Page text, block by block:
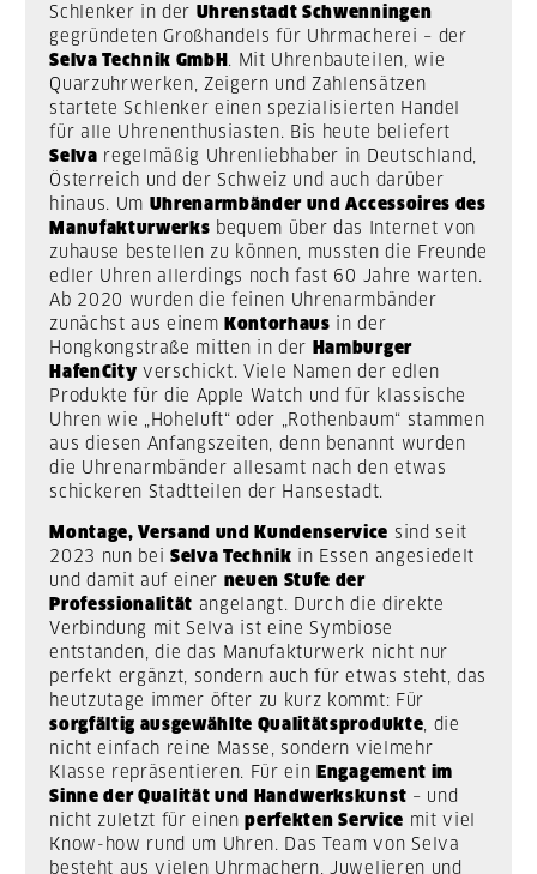
Schlenker in der Uhrenstadt Schwenningen
gegründeten Großhandels für Uhrmacherei – der
Selva Technik GmbH . Mit Uhrenbauteilen, wie
Quarzuhrwerken, Zeigern und Zahlensätzen
startete Schlenker einen spezialisierten Handel
für alle Uhrenenthusiasten. Bis heute beliefert
Selva regelmäßig Uhrenliebhaber in Deutschland,
Österreich und der Schweiz und auch darüber
hinaus. Um Uhrenarmbänder und Accessoires des
Manufakturwerks bequem über das Internet von
zuhause bestellen zu können, mussten die Freunde
edler Uhren allerdings noch fast 60 Jahre warten.
Ab 2020 wurden die feinen Uhrenarmbänder
zunächst aus einem Kontorhaus in der
Hongkongstraße mitten in der
Hamburger
HafenCity verschickt. Viele Namen der edlen
Produkte für die Apple Watch und für klassische
Uhren wie „Hoheluft“ oder „Rothenbaum“ stammen
aus diesen Anfangszeiten, denn benannt wurden
die Uhrenarmbänder allesamt nach den etwas
schickeren Stadtteilen der Hansestadt.
Montage, Versand und Kundenservice sind seit
2023 nun bei Selva Technik in Essen angesiedelt
und damit auf einer neuen Stufe der
Professionalität angelangt. Durch die direkte
Verbindung mit Selva ist eine Symbiose
entstanden, die das Manufakturwerk nicht nur
perfekt ergänzt, sondern auch für etwas steht, das
heutzutage immer öfter zu kurz kommt: Für
sorgfältig ausgewählte Qualitätsprodukte , die
nicht einfach reine Masse, sondern vielmehr
Klasse repräsentieren. Für einEngagement im
Sinne der Qualität und Handwerkskunst – und
nicht zuletzt für einenperfekten Service mit viel
Know-how rund um Uhren. Das Team von Selva
besteht aus vielen Uhrmachern, Juwelieren und